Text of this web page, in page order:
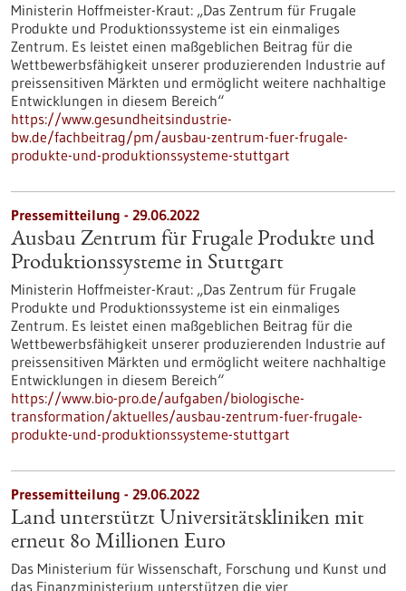
Ministerin Hoffmeister-Kraut: „Das Zentrum für Frugale
Produkte und Produktionssysteme ist ein einmaliges
Zentrum. Es leistet einen maßgeblichen Beitrag für die
Wettbewerbsfähigkeit unserer produzierenden Industrie auf
preissensitiven Märkten und ermöglicht weitere nachhaltige
Entwicklungen in diesem Bereich“
https://www.gesundheitsindustrie-
bw.de/fachbeitrag/pm/ausbau-zentrum-fuer-frugale-
produkte-und-produktionssysteme-stuttgart
Pressemitteilung - 29.06.2022
Ausbau Zentrum für Frugale Produkte und
Produktionssysteme in Stuttgart
Ministerin Hoffmeister-Kraut: „Das Zentrum für Frugale
Produkte und Produktionssysteme ist ein einmaliges
Zentrum. Es leistet einen maßgeblichen Beitrag für die
Wettbewerbsfähigkeit unserer produzierenden Industrie auf
preissensitiven Märkten und ermöglicht weitere nachhaltige
Entwicklungen in diesem Bereich“
https://www.bio-pro.de/aufgaben/biologische-
transformation/aktuelles/ausbau-zentrum-fuer-frugale-
produkte-und-produktionssysteme-stuttgart
Pressemitteilung - 29.06.2022
Land unterstützt Universitätskliniken mit
erneut 80 Millionen Euro
Das Ministerium für Wissenschaft, Forschung und Kunst und
das Finanzministerium unterstützen die vier